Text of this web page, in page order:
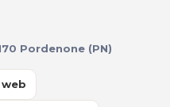
Pordenone (PN)